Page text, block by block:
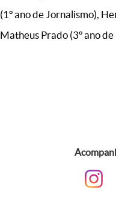
ano de Jornalismo),
Prado (3º ano